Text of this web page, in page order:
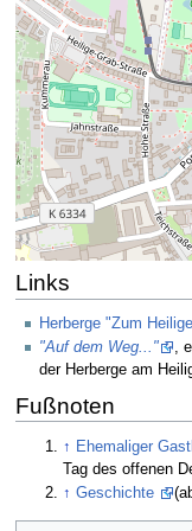
Links
Herberge "Zum
"Auf dem Weg..."
,
der Herberge am
Fußnoten
↑ Ehemaliger
Tag des offenen
↑ Geschichte